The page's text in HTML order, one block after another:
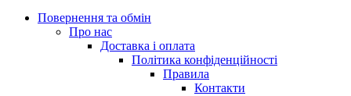
Повернення та обмін
Про нас
Доставка і оплата
Політика конфіденційності
Правила
Контакти